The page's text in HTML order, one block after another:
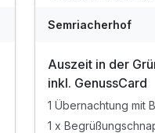
Semriacherhof
Auszeit in der
inkl. GenussCard
1 Übernachtung mit
1 x